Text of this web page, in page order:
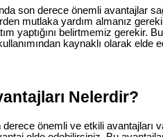
son derece önemli avantajlar
mutlaka yardım almanız
yaptığını belirtmemiz gerekir.
kaynaklı olarak elde
Nelerdir?
derece önemli ve etkili avantajları